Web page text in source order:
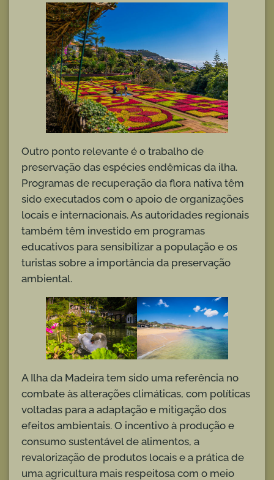
Outro ponto relevante é o trabalho de
preservação das espécies endêmicas da ilha.
Programas de recuperação da flora nativa têm
sido executados com o apoio de organizações
locais e internacionais. As autoridades regionais
também têm investido em programas
educativos para sensibilizar a população e os
turistas sobre a importância da preservação
ambiental.
A Ilha da Madeira tem sido uma referência no
combate às alterações climáticas, com políticas
voltadas para a adaptação e mitigação dos
efeitos ambientais. O incentivo à produção e
consumo sustentável de alimentos, a
revalorização de produtos locais e a prática de
uma agricultura mais respeitosa com o meio